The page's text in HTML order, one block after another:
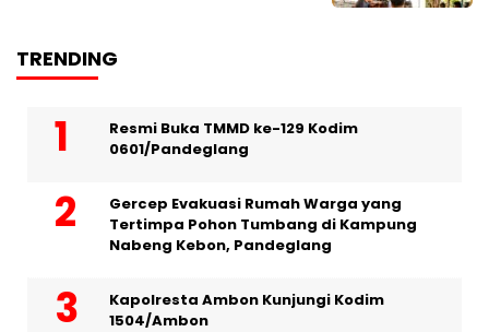
TRENDING
Resmi Buka TMMD ke-129 Kodim
0601/Pandeglang
Gercep Evakuasi Rumah Warga yang
Tertimpa Pohon Tumbang di Kampung
Nabeng Kebon, Pandeglang
Kapolresta Ambon Kunjungi Kodim
1504/Ambon